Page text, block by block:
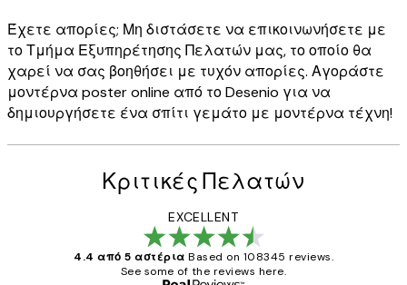
Έχετε απορίες; Μη διστάσετε να επικοινωνήσετε με
το Τμήμα Εξυπηρέτησης Πελατών μας, το οποίο θα
χαρεί να σας βοηθήσει με τυχόν απορίες. Αγοράστε
μοντέρνα poster online από το Desenio για να
δημιουργήσετε ένα σπίτι γεμάτο με μοντέρνα τέχνη!
Κριτικές Πελατών
EXCELLENT
4.4 από 5 αστέρια Based on 108345 reviews.
See some of the reviews here.